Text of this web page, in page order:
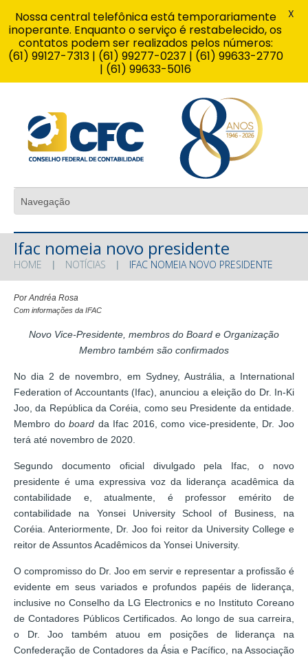
Ifac nomeia novo presidente
HOME NOTÍCIAS IFAC NOMEIA NOVO PRESIDENTE
Por Andréa Rosa
Com informações da IFAC
Novo Vice-Presidente, membros do Board e Organização
Membro também são confirmados
No dia 2 de novembro, em Sydney, Austrália, a International
Federation of Accountants (Ifac), anunciou a eleição do Dr. In-Ki
Joo, da República da Coréia, como seu Presidente da entidade.
Membro doboard da Ifac 2016, como vice-presidente, Dr. Joo
terá até novembro de 2020.
Segundo documento oficial divulgado pela Ifac, o novo
presidente é uma expressiva voz da liderança acadêmica da
contabilidade e, atualmente, é professor emérito de
contabilidade na Yonsei University School of Business, na
Coréia. Anteriormente, Dr. Joo foi reitor da University College e
reitor de Assuntos Acadêmicos da Yonsei University.
O compromisso do Dr. Joo em servir e representar a profissão é
evidente em seus variados e profundos papéis de liderança,
inclusive no Conselho da LG Electronics e no Instituto Coreano
de Contadores Públicos Certificados. Ao longo de sua carreira,
o Dr. Joo também atuou em posições de liderança na
Confederação de Contadores da Ásia e Pacífico, na Associação
Nossa central telefônica está temporariamente
inoperante. Enquanto o serviço é restabelecido, os
contatos podem ser realizados pelos números:
(61) 99127-7313 | (61) 99277-0237 | (61) 99633-2770
| (61) 99633-5016
X